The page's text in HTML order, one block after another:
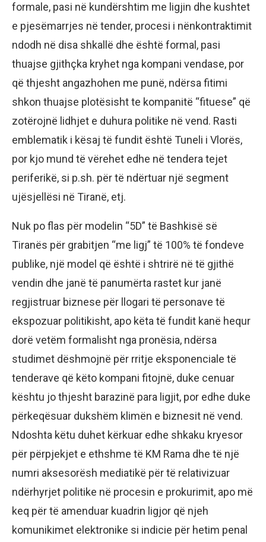
formale, pasi në kundërshtim me ligjin dhe kushtet
e pjesëmarrjes në tender, procesi i nënkontraktimit
ndodh në disa shkallë dhe është formal, pasi
thuajse gjithçka kryhet nga kompani vendase, por
që thjesht angazhohen me punë, ndërsa fitimi
shkon thuajse plotësisht te kompanitë “fituese” që
zotërojnë lidhjet e duhura politike në vend. Rasti
emblematik i kësaj të fundit është Tuneli i Vlorës,
por kjo mund të vërehet edhe në tendera tejet
periferikë, si p.sh. për të ndërtuar një segment
ujësjellësi në Tiranë, etj.
Nuk po flas për modelin “5D” të Bashkisë së
Tiranës për grabitjen “me ligj” të 100% të fondeve
publike, një model që është i shtrirë në të gjithë
vendin dhe janë të panumërta rastet kur janë
regjistruar biznese për llogari të personave të
ekspozuar politikisht, apo këta të fundit kanë hequr
dorë vetëm formalisht nga pronësia, ndërsa
studimet dëshmojnë për rritje eksponenciale të
tenderave që këto kompani fitojnë, duke cenuar
kështu jo thjesht barazinë para ligjit, por edhe duke
përkeqësuar dukshëm klimën e biznesit në vend.
Ndoshta këtu duhet kërkuar edhe shkaku kryesor
për përpjekjet e ethshme të KM Rama dhe të një
numri aksesorësh mediatikë për të relativizuar
ndërhyrjet politike në procesin e prokurimit, apo më
keq për të amenduar kuadrin ligjor që njeh
komunikimet elektronike si indicie për hetim penal